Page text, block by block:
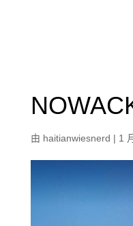
由 haitianwiesnerd | 1